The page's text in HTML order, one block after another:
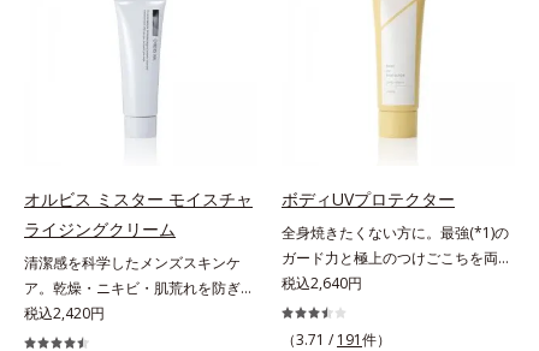
に現れる年齢サインについて研究を
進めたところ、弾力感のない状態で
ある「ハリのなさ」や、くすみ(*6)
などが現れている状態である「透明
感のなさ」が、大人の肌印象に大き
な影響を与えていることがわかりま
シリーズは美容成分(*7)として
「G.D.F.アクティベーター(*8)」を
配合。そして、従来から配合してい
る美白(*1)有効成分「トラネキサム
酸」を配合しました。さらに、シリ
ーズ共通の美容成分「GLルートブ
ースター(*9)」を配合することで、
ポートをします。オルビスアンバー
ヴァイタルトリートメントクリーム
「オルビスアンバー ヴァイタルト
リートメントクリーム」は、1品
で、化粧水、クリーム、シワ改善・
美白(*1)美容液、乳液・保湿液、ネ
担い、複合的にアプローチ。Wナイ
アシン(*4)によるシワ改善・シミ予
防に加え、複合成分コラーゲンコン
プレックスSPが肌のハリを徹底サポ
ート。肌なじみのよいクリーム構造
で角層まで保湿成分が浸透し、うる
おいをギュッと閉じ込めます。洗顔
オルビス ミスター モイスチャ
ライジングクリーム
清潔感を科学したメンズスキンケ
ア。乾燥・ニキビ・肌荒れを防ぎハ
リ・ツヤのある、好印象な清潔透明
肌(*1)へ。オルビスミスターは、男
税込2,420円
ボディUVプロテクター
全身焼きたくない方に。最強(*1)の
ガード力と極上のつけごこちを両
立。“肌を整える”日焼け止め。絶対
に焼きたくない方に。SPF50+・
PA++++。最強(*1)のガード力を持
税込2,640円
（3.71 / 191件）